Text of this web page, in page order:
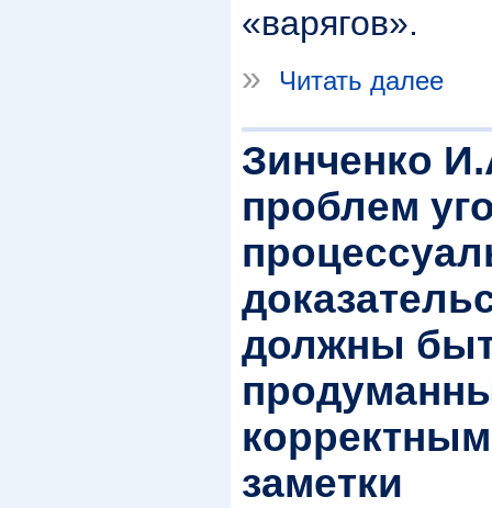
«варягов».
»
Читать далее
Зинченко
проблем
должны
заметки